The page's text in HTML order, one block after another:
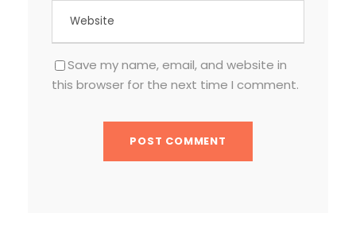
Save my name, email, and website in
this browser for the next time I comment.